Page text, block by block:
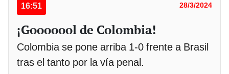
16:51 28/3/2024
¡Gooooool de Colombia!
Colombia se pone arriba 1-0 frente a Brasil
tras el tanto por la vía penal.